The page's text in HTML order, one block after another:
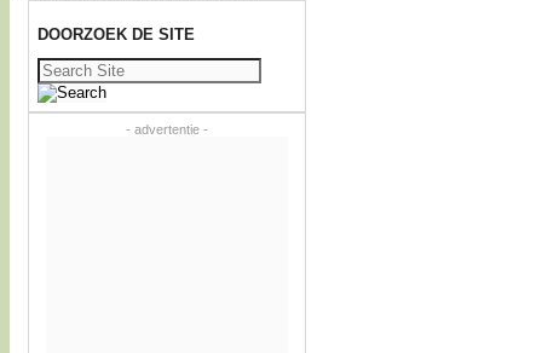
DOORZOEK DE SITE
Zoeken
naar:
- advertentie -